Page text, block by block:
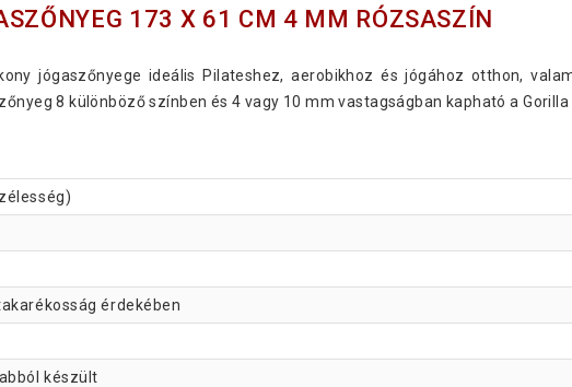
173 X 61 CM 4 MM RÓZSASZÍN
jógaszőnyege ideális Pilateshez, aerobikhoz és jógához otthon,
8 különböző színben és 4 vagy 10 mm vastagságban kapható a Gorilla
érdekében
készült